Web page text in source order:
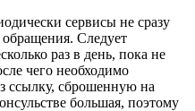
сервисы не сразу
Следует
раз в день, пока не
чего необходимо
ссылку, сброшенную на
большая, поэтому